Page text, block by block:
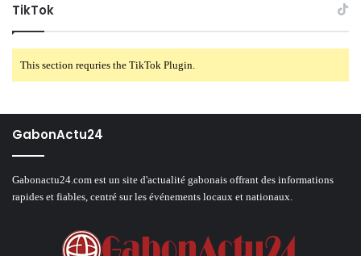
TikTok
This section requries the TikTok Plugin.
GabonActu24
Gabonactu24.com est un site d'actualité gabonais offrant des informations
rapides et fiables, centré sur les événements locaux et nationaux.